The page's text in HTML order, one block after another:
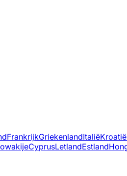
FrankrijkGriekenlandItaliëKroatië
CyprusLetlandEstland